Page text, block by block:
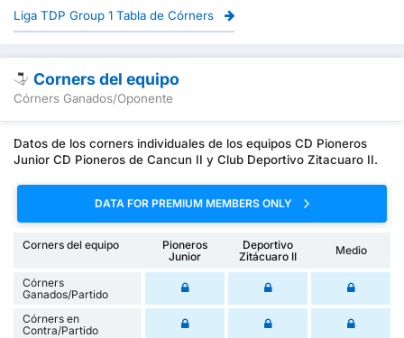
Liga TDP Group 1 Tabla de Córners
Corners del equipo
Córners Ganados/Oponente
Datos de los corners individuales de los equipos CD Pioneros
Junior CD Pioneros de Cancun II y Club Deportivo Zitacuaro II.
DATA FOR PREMIUM MEMBERS ONLY
Corners del equipo
Pioneros
Junior
Deportivo
Zitácuaro II
Medio
Córners
Ganados/Partido
Córners en
Contra/Partido